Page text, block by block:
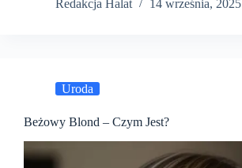
Redakcja Halat 14 września, 2025
Uroda
Beżowy Blond – Czym Jest?